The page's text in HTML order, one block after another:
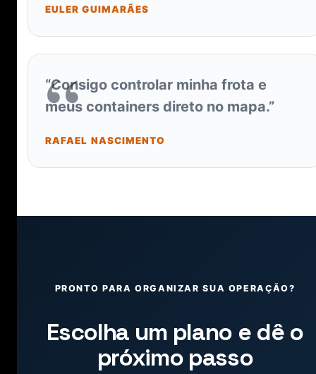
EULER GUIMARÃES
“Consigo controlar minha frota e
meus containers direto no mapa.”
RAFAEL NASCIMENTO
PRONTO PARA ORGANIZAR SUA OPERAÇÃO?
Escolha um plano e dê o
próximo passo